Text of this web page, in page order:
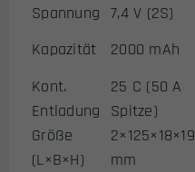
Spannung 7,4 V (2S)
Kapazität
2000 mAh
Kont.
Entladung
25 C (50 A
Spitze)
Größe
(L×B×H)
2×125×18×19
mm